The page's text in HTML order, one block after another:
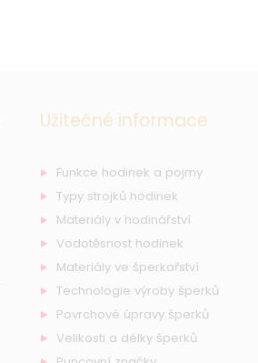
Užitečné informace
Funkce hodinek a pojmy
Typy strojků hodinek
Materiály v hodinářství
Vodotěsnost hodinek
Materiály ve šperkařství
Technologie výroby šperků
Povrchové úpravy šperků
Velikosti a délky šperků